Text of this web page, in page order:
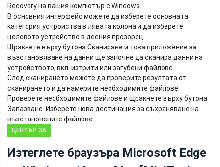
Recovery на вашия компютър с Windows.
В основния интерфейс можете да изберете основната
категория устройства в лявата колона и да изберете
целевото устройство в десния прозорец.
Щракнете върху бутона Сканиране и това приложение за
възстановяване на данни ще започне да сканира данни на
устройството, вкл. изтрити или загубени файлове.
След сканирането можете да проверите резултата от
сканирането и да намерите необходимите файлове.
Проверете необходимите файлове и щракнете върху бутона
Запазване. Изберете нова дестинация за съхраняване на
възстановените файлове.
ЦЕНТЪР ЗА
MINITOOL
Изтеглете браузъра Microsoft Edge